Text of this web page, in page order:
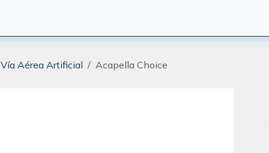
Vía Aérea Artificial Acapella Choice